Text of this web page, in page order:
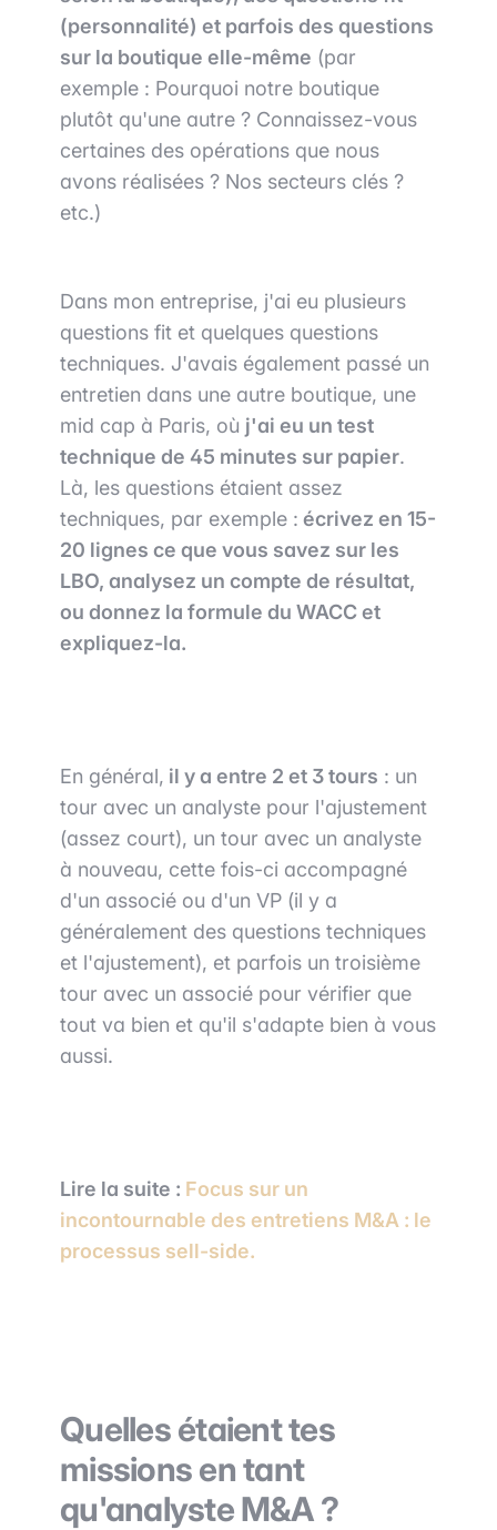
(personnalité) et parfois des questions
sur la boutique elle-même (par
exemple : Pourquoi notre boutique
plutôt qu'une autre ? Connaissez-vous
certaines des opérations que nous
avons réalisées ? Nos secteurs clés ?
etc.)
Dans mon entreprise, j'ai eu plusieurs
questions fit et quelques questions
techniques. J'avais également passé un
entretien dans une autre boutique, une
mid cap à Paris, où j'ai eu un test
technique de 45 minutes sur papier.
Là, les questions étaient assez
techniques, par exemple : écrivez en 15-
20 lignes ce que vous savez sur les
LBO, analysez un compte de résultat,
ou donnez la formule du WACC et
expliquez-la.
En général, il y a entre 2 et 3 tours : un
tour avec un analyste pour l'ajustement
(assez court), un tour avec un analyste
à nouveau, cette fois-ci accompagné
d'un associé ou d'un VP (il y a
généralement des questions techniques
et l'ajustement), et parfois un troisième
tour avec un associé pour vérifier que
tout va bien et qu'il s'adapte bien à vous
aussi.
Lire la suite : Focus sur un
incontournable des entretiens M&A : le
processus sell-side.
Quelles étaient tes
missions en tant
qu'analyste M&A ?